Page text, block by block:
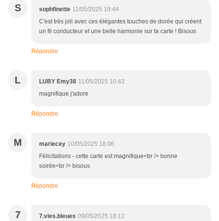
S sophfinette 11/05/2025 19:44
C'est très joli avec ces élégantes touches de dorée qui créent
un fil conducteur et une belle harmonie sur ta carte ! Bisous
Répondre
L LUBY Emy38 11/05/2025 10:42
magnifique j'adore
Répondre
M mariecey 10/05/2025 18:06
Félicitations - cette carte est magnifique<br /> bonne
soirée<br /> bisous
Répondre
7 7.vies.bleues 09/05/2025 18:12